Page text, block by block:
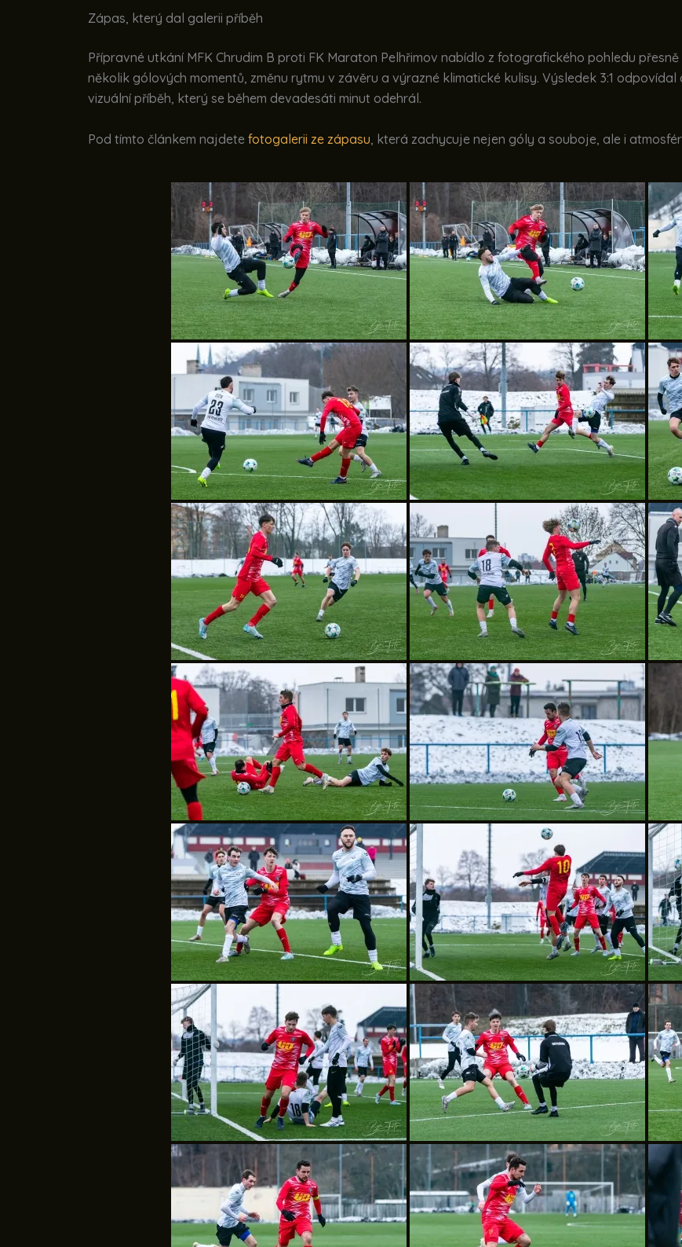
Zápas, který dal galerii příběh
Přípravné utkání MFK Chrudim B proti FK Maraton Pelhřimov nabídlo z fotografického pohledu
několik gólových momentů, změnu rytmu v závěru a výrazné klimatické kulisy. Výsledek 3:1
vizuální příběh, který se během devadesáti minut odehrál.
Pod tímto článkem najdete fotogalerii ze zápasu , která zachycuje nejen góly a souboje, ale i